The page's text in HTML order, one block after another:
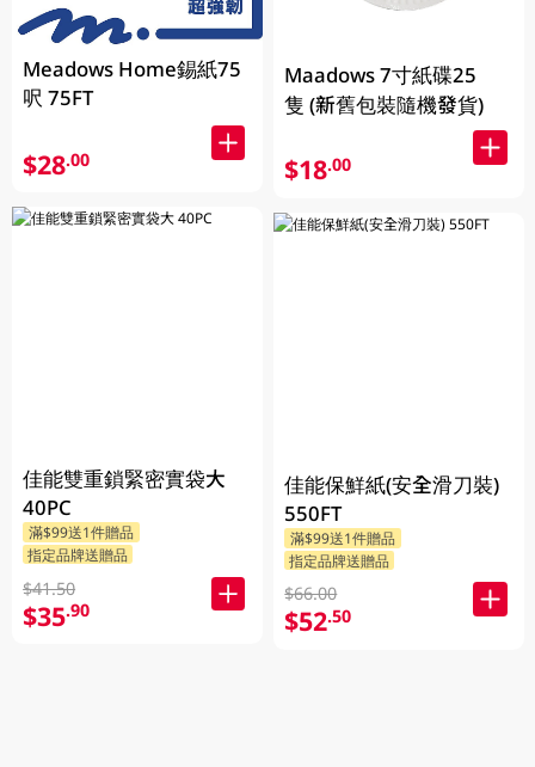
Meadows Home錫紙75
呎 75FT
$28.00
佳能雙重鎖緊密實袋大
40PC
滿$99送1件贈品
指定品牌送贈品
$41.50
$35.90
Maadows 7寸紙碟25
隻 (新舊包裝隨機發貨)
$18.00
佳能保鮮紙(安全滑刀裝)
550FT
滿$99送1件贈品
指定品牌送贈品
$66.00
$52.50